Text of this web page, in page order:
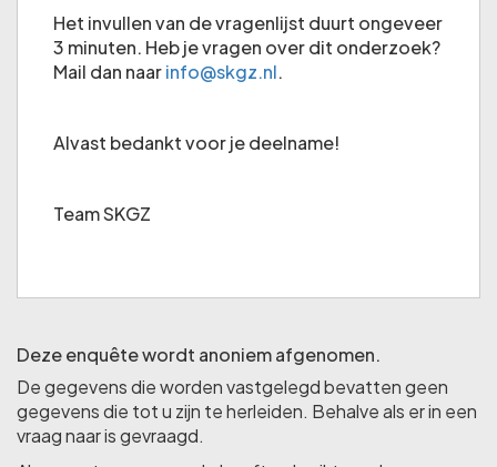
Het invullen van de vragenlijst duurt ongeveer
3 minuten. Heb je vragen over dit onderzoek?
Mail dan naarinfo@skgz.nl.
Alvast bedankt voor je deelname!
Team SKGZ
Deze enquête wordt anoniem afgenomen.
De gegevens die worden vastgelegd bevatten geen
gegevens die tot u zijn te herleiden. Behalve als er in een
vraag naar is gevraagd.